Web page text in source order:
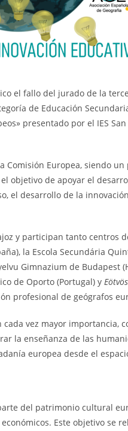
el fallo del jurado de la
de Educación
presentado por el IES
Comisión Europea, siendo
objetivo de apoyar el
el desarrollo de la
y participan tanto centros
la Escola Secundária
Gimnazium de Budapest
de Oporto (Portugal) y
profesional de geógrafos
vez mayor importancia,
la enseñanza de las
europea desde el
del patrimonio cultural
Este objetivo se